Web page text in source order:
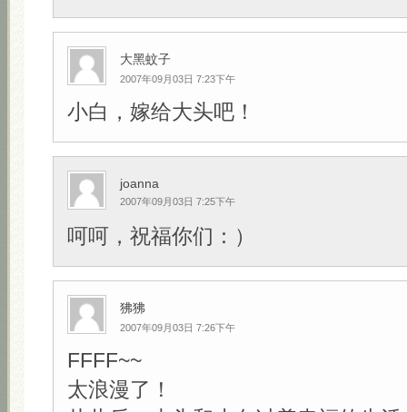
大黑蚊子
2007年09月03日 7:23下午
小白，嫁给大头吧！
joanna
2007年09月03日 7:25下午
呵呵，祝福你们：）
狒狒
2007年09月03日 7:26下午
FFFF~~
太浪漫了！